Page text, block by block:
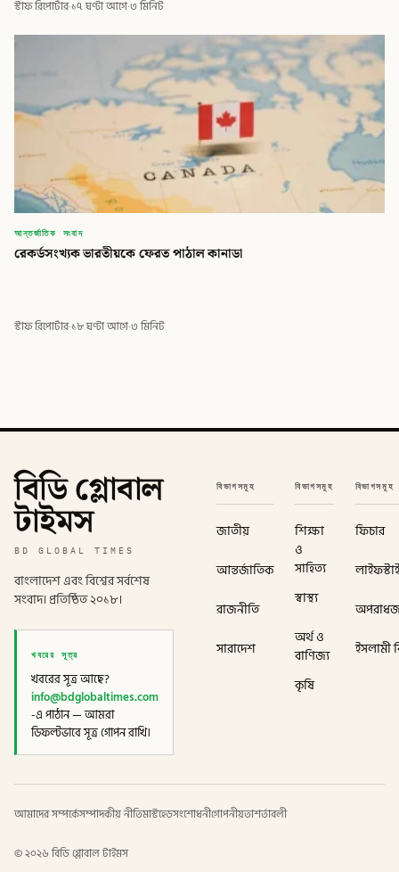
স্টাফ রিপোর্টার·১৭ ঘণ্টা আগে·৩ মিনিট
আন্তর্জাতিক সংবাদ
রেকর্ডসংখ্যক ভারতীয়কে ফেরত পাঠাল কানাডা
স্টাফ রিপোর্টার·১৮ ঘণ্টা আগে·৩ মিনিট
বিডি গ্লোবাল
টাইমস
BD GLOBAL TIMES
বাংলাদেশ এবং বিশ্বের সর্বশেষ
সংবাদ। প্রতিষ্ঠিত ২০১৮।
খবরের সূত্র
খবরের সূত্র আছে?
info@bdglobaltimes.com
-এ পাঠান — আমরা
ডিফল্টভাবে সূত্র গোপন রাখি।
বিভাগসমূহ
জাতীয়
আন্তর্জাতিক
রাজনীতি
সারাদেশ
বিভাগসমূহ
শিক্ষা
ও
সাহিত্য
স্বাস্থ্য
অর্থ ও
বাণিজ্য
কৃষি
বিভাগসমূহ
ফিচার
ইসলামী
আমাদের সম্পর্কেসম্পাদকীয় নীতিমাস্টহেডসংশোধনীগোপনীয়তাশর্তাবলী
©২০২৬ বিডি গ্লোবাল টাইমস